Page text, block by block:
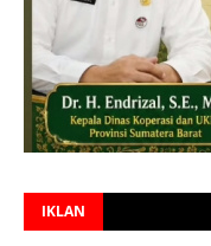
IKLAN